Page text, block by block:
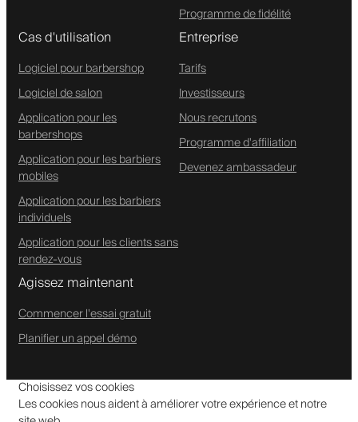
Programme de fidélité
Cas d'utilisation
Logiciel pour barbershop
Logiciel de salon
Application pour les
barbershops
Application pour les barbiers
mobiles
Application pour les barbiers
individuels
Application pour les clients sans
rendez-vous
Entreprise
Tarifs
Investisseurs
Nous recrutons
Programme d'affiliation
Devenez ambassadeur
Agissez maintenant
Commencer l'essai gratuit
Planifier un appel démo
Choisissez vos cookies
Les cookies nous aident à améliorer votre expérience et notre